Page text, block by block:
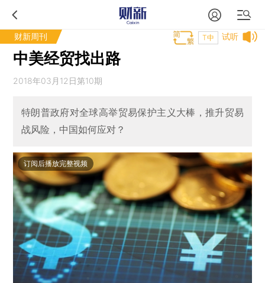
财新周刊 试听
T中
中美经贸找出路
2018年03月12日第10期
特朗普政府对全球高举贸易保护主义大棒，推升贸易
战风险，中国如何应对？
订阅后播放完整视频